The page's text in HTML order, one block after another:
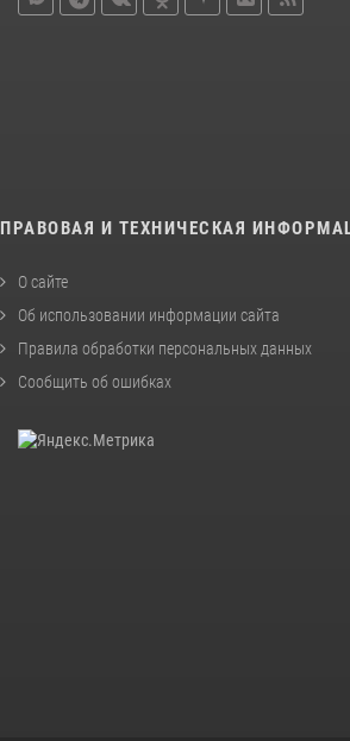
ПРАВОВАЯ И ТЕХНИЧЕСКАЯ
О сайте
Об использовании информации сайта
Правила обработки персональных данных
Сообщить об ошибках